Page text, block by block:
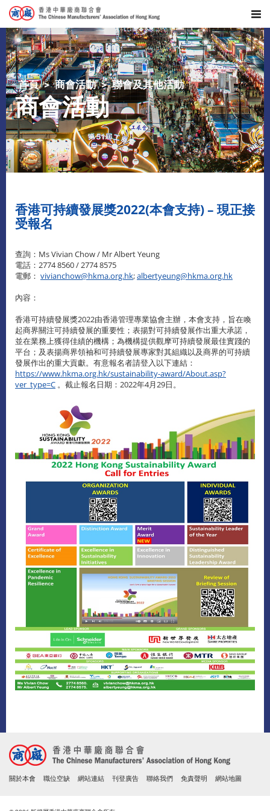
首頁 商會活動 聯會及其他活動
商會活動
香港可持續發展獎2022(本會支持) – 現正接
受報名
查詢：Ms Vivian Chow / Mr Albert Yeung
電話：2774 8560 / 2774 8575
電郵： vivianchow@hkma.org.hk;albertyeung@hkma.org.hk
內容：
香港可持續發展獎2022由香港管理專業協會主辦，本會支持，旨在喚
起商界關注可持續發展的重要性；表揚對可持續發展作出重大承諾，
並在業務上獲得佳績的機構；為機構提供觀摩可持續發展最佳實踐的
平台；及表揚商界領袖和可持續發展專家對其組織以及商界的可持續
發展作出的重大貢獻。有意報名者請登入以下連結：
https://www.hkma.org.hk/sustainability-award/About.asp?
ver_type=C 。截止報名日期：2022年4月29日。
關於本會 職位空缺 網站連結 刊登廣告 聯絡我們 免責聲明 網站地圖